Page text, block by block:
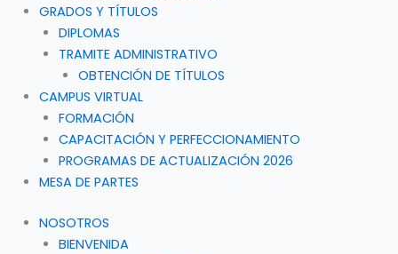
GRADOS Y TÍTULOS
DIPLOMAS
TRAMITE ADMINISTRATIVO
OBTENCIÓN DE TÍTULOS
CAMPUS VIRTUAL
FORMACIÓN
CAPACITACIÓN Y PERFECCIONAMIENTO
PROGRAMAS DE ACTUALIZACIÓN 2026
MESA DE PARTES
NOSOTROS
BIENVENIDA